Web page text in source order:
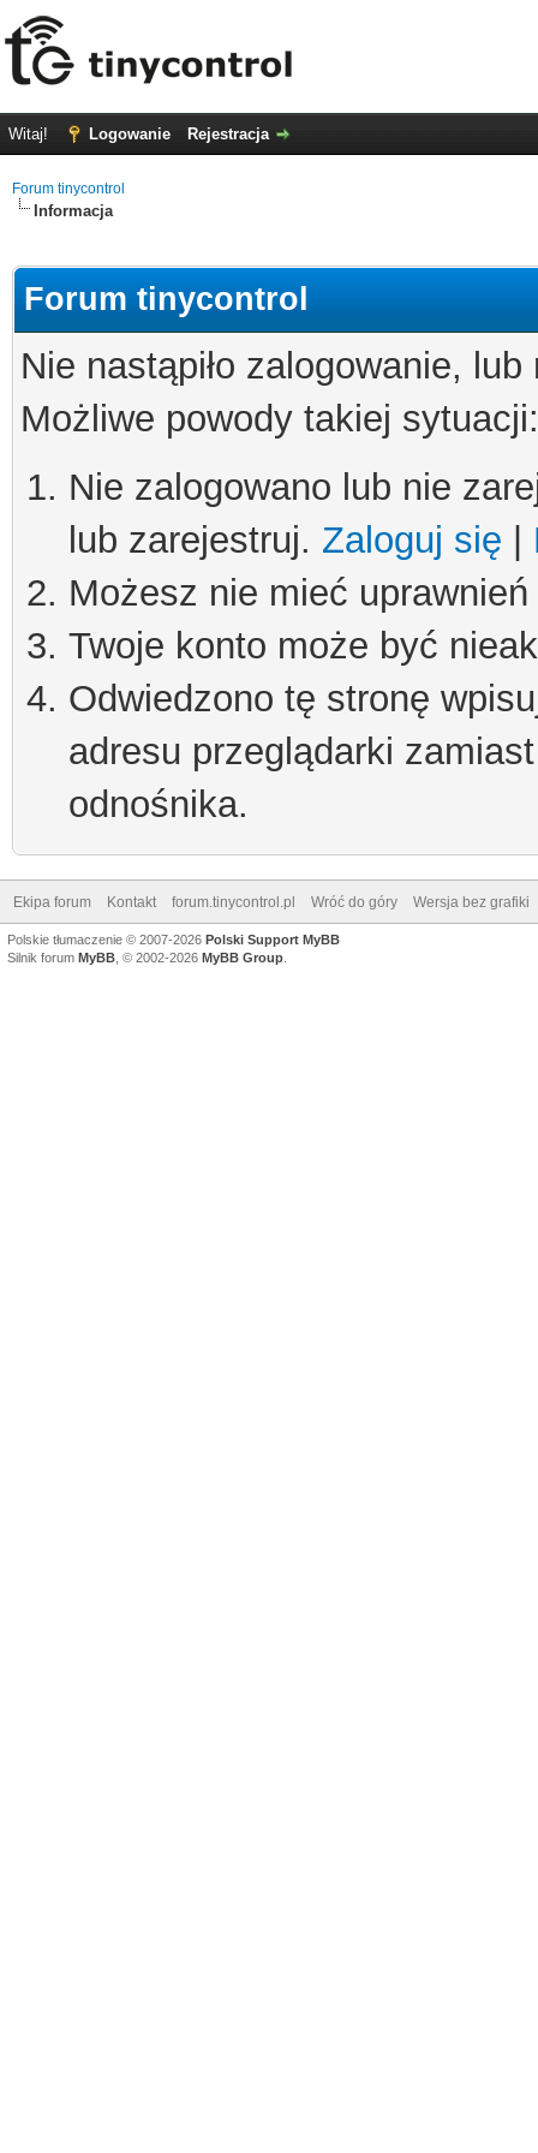
Witaj! Logowanie Rejestracja
Forum tinycontrol
Informacja
Forum tinycontrol
Nie nastąpiło zalogowanie,
Możliwe powody takiej sytuacji:
Nie zalogowano lub nie
lub zarejestruj. Zaloguj się
Możesz nie mieć
Twoje konto może być
Odwiedzono tę stronę
adresu przeglądarki
odnośnika.
Ekipa forum Kontakt forum.tinycontrol.pl Wróć do góry Wersja bez grafiki
Polskie tłumaczenie © 2007-2026 Polski Support MyBB
Silnik forum MyBB , © 2002-2026 MyBB Group